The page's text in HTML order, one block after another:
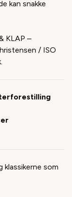
kan snakke
KLAP –
/ ISO
klassikerne som